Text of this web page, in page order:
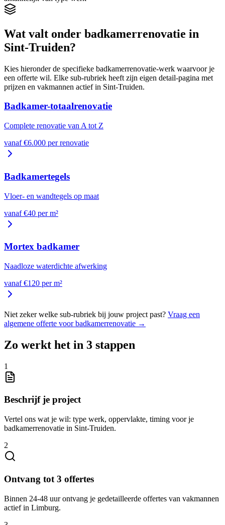
Wat valt onder badkamerrenovatie in
Sint-Truiden?
Kies hieronder de specifieke badkamerrenovatie-werk waarvoor je
een offerte wil. Elke sub-rubriek heeft zijn eigen detail-pagina met
prijzen en vakmannen actief in Sint-Truiden.
Badkamer-totaalrenovatie
Complete renovatie van A tot Z
vanaf €6.000 perrenovatie
Badkamertegels
Vloer- en wandtegels op maat
vanaf €40 perm²
Mortex badkamer
Naadloze waterdichte afwerking
vanaf €120 perm²
Niet zeker welke sub-rubriek bij jouw project past? Vraag een
algemene offerte voorbadkamerrenovatie →
Zo werkt het in 3 stappen
1
Beschrijf je project
Vertel ons wat je wil: type werk, oppervlakte, timing voor je
badkamerrenovatie in Sint-Truiden.
2
Ontvang tot 3 offertes
Binnen 24-48 uur ontvang je gedetailleerde offertes van vakmannen
actief in Limburg.